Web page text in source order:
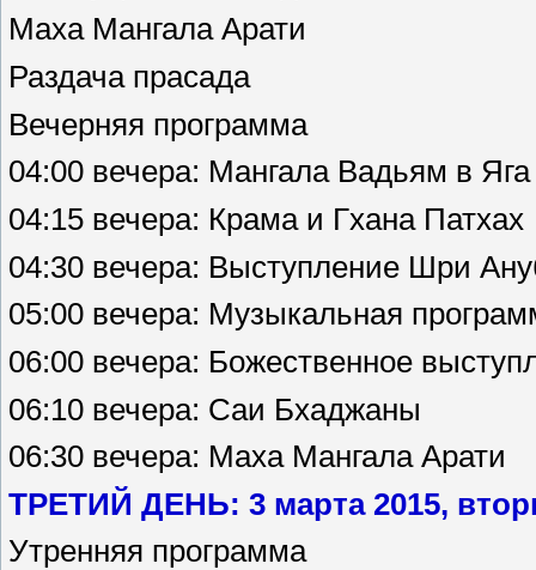
Маха Мангала Арати
Раздача прасада
Вечерняя программа
04:00 вечера: Мангала Вадьям в
04:15 вечера: Крама и Гхана Патхах
04:30 вечера: Выступление Шри
05:00 вечера: Музыкальная
06:00 вечера: Божественное
06:10 вечера: Саи Бхаджаны
06:30 вечера: Маха Мангала Арати
ТРЕТИЙ ДЕНЬ: 3 марта 2015,
Утренняя программа